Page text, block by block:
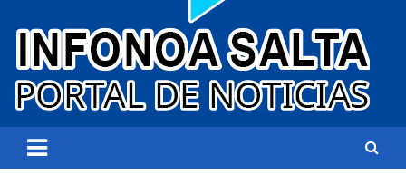
Infonoa Salta